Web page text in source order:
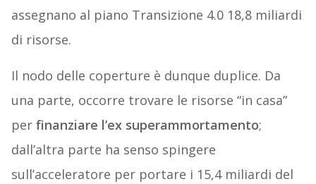
assegnano al piano Transizione 4.0 18,8 miliardi
di risorse.
Il nodo delle coperture è dunque duplice. Da
una parte, occorre trovare le risorse “in casa”
per finanziare l’ex superammortamento;
dall’altra parte ha senso spingere
sull’acceleratore per portare i 15,4 miliardi del